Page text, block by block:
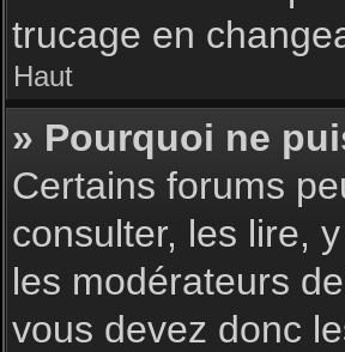
trucage en
Haut
» Pourquoi ne
Certains forums
consulter, les lire,
les modérateurs
vous devez donc